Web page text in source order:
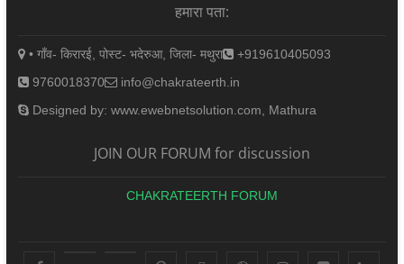
हमारा पता:
• गाँव- किरारई, पोस्ट- भदेरुआ, जिला- मथुरा
+919610405093
9760018370
info@chakrateerth.in
Designed by: www.ewebnetsolution.com, Mathura
JOIN OUR FORUM for discussion
CHAKRATEERTH FORUM